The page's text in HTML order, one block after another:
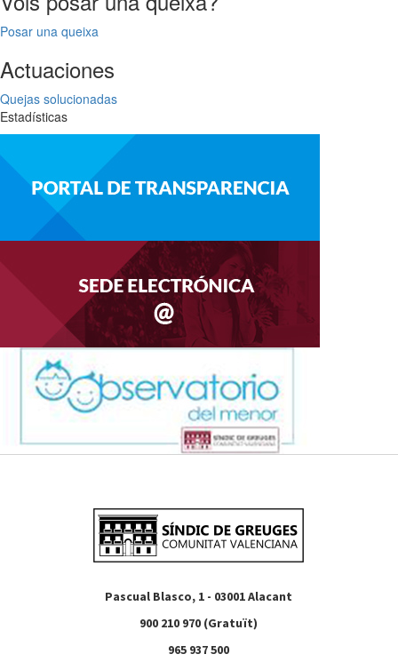
Posar una queixa
Actuaciones
Quejas solucionadas
Estadísticas
Pascual Blasco, 1 - 03001 Alacant
900 210 970 (Gratuït)
965 937 500